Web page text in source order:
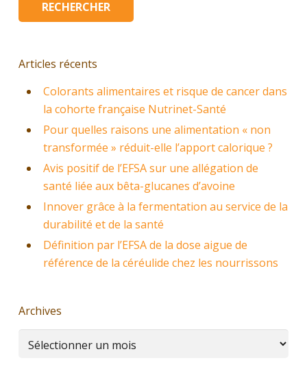
Articles récents
Colorants alimentaires et risque de cancer dans
la cohorte française Nutrinet-Santé
Pour quelles raisons une alimentation « non
transformée » réduit-elle l’apport calorique ?
Avis positif de l’EFSA sur une allégation de
santé liée aux bêta-glucanes d’avoine
Innover grâce à la fermentation au service de la
durabilité et de la santé
Définition par l’EFSA de la dose aigue de
référence de la céréulide chez les nourrissons
Archives
Archives